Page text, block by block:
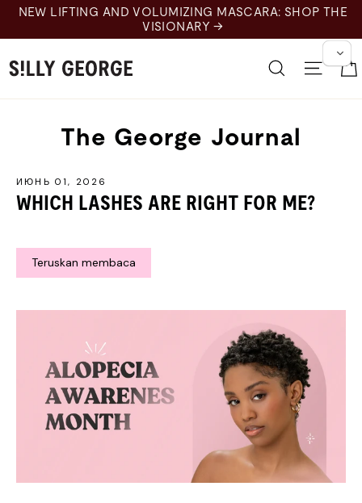
Langkau
kandungan
AND VOLUMIZING MASCARA: SHOP THE
VISIONARY →
Cari
The George Journal
ИЮНЬ 01, 2026
WHICH LASHES ARE RIGHT FOR ME?
Teruskan membaca